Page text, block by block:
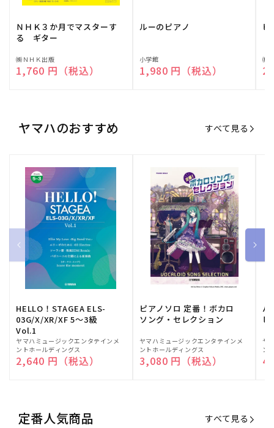
ＮＨＫ３か月でマスターす
る ギター
販
売
㈱ＮＨＫ出版
通常価格
1,760 円（税込）
ルーのピアノ
販
売
小学館
通常価格
1,980 円（税込）
ピ
販
売
㈱
ヤマハのおすすめ すべて見る
HELLO！STAGEA ELS-
03G/X/XR/XF 5～3級
Vol.1
販
売
元:
ヤマハミュージックエンタテインメ
ントホールディングス
通常価格
2,640 円（税込）
ピアノソロ 定番！ボカロ
ソング・セレクション
販
売
元:
ヤマハミュージックエンタテインメ
ントホールディングス
通常価格
3,080 円（税込）
バ
ヒ
販
売
ヤ
ン
定番人気商品 すべて見る